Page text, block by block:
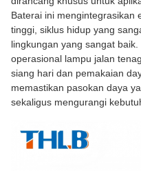
Baterai ini mengintegrasikan
tinggi, siklus hidup yang
lingkungan yang sangat
operasional lampu jalan
siang hari dan pemakaian
memastikan pasokan daya
sekaligus mengurangi